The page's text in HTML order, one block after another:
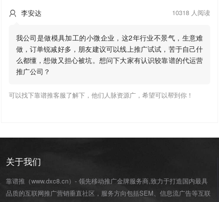
 李安达 10318 人阅读
我公司是做模具加工的小微企业，这2年行业不景气，生意难
做，订单锐减好多，朋友建议可以线上推广试试，苦于自己什
么都懂，想做又担心被坑。想问下大家有认识较靠谱的代运营
推广公司？
可以找下靠谱推客服了解下，他们人脉资源广，希望可以帮到你！
关于我们
靠谱推（www.dxc8.cn）- 领先移动推广金牌服务商,致力于打造国内最具
品质的互联网推广营销垂直社区，服务方向包括SEM、信息流广告等互联